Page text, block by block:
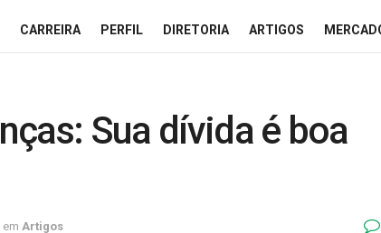
CARREIRA PERFIL DIRETORIA ARTIGOS
Sua dívida é boa
em Artigos